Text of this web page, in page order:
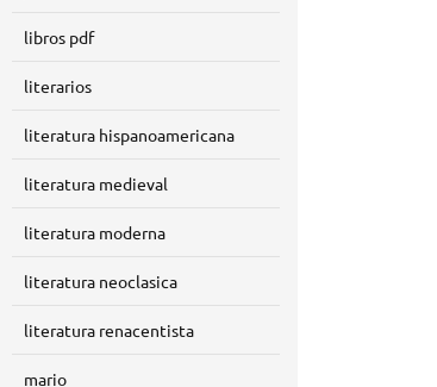
libros pdf
literarios
literatura hispanoamericana
literatura medieval
literatura moderna
literatura neoclasica
literatura renacentista
mario